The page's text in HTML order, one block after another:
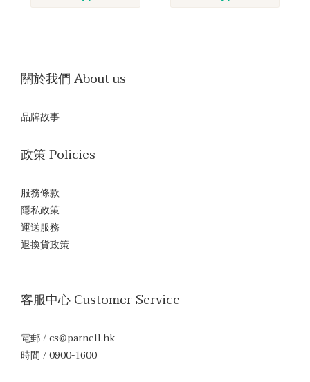
關於我們 About us
品牌故事
政策 Policies
服務條款
隱私政策
運送服務
退換貨政策
客服中心 Customer Service
電郵 / cs@parnell.hk
時間 / 0900-1600